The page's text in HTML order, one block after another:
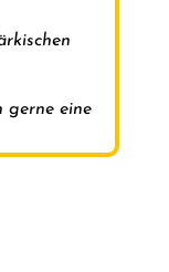
gerne eine